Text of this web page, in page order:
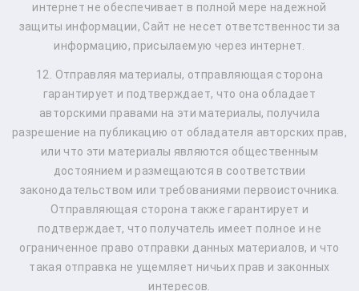
интернет не обеспечивает в полной мере надежной
защиты информации, Сайт не несет ответственности за
информацию, присылаемую через интернет.
12. Отправляя материалы, отправляющая сторона
гарантирует и подтверждает, что она обладает
авторскими правами на эти материалы, получила
разрешение на публикацию от обладателя авторских прав,
или что эти материалы являются общественным
достоянием и размещаются в соответствии
законодательством или требованиями первоисточника.
Отправляющая сторона также гарантирует и
подтверждает, что получатель имеет полное и не
ограниченное право отправки данных материалов, и что
такая отправка не ущемляет ничьих прав и законных
интересов.